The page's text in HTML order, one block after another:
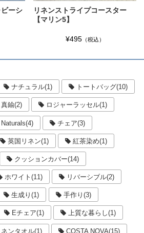
ーシ
リネンストライプコースター
【マリン5】
¥495（税込）
ナチュラル(1) トートバッグ(10)
真鍮(2) ロジャーラッセル(1)
Naturals(4) チェア(3)
英国リネン(1) 紅茶染め(1)
クッションカバー(14)
ホワイト(11) リバーシブル(2)
生成り(1) 手作り(3)
Eチェア(1) 上質な暮らし(1)
ネンタオル(1) COSTA NOVA(15)